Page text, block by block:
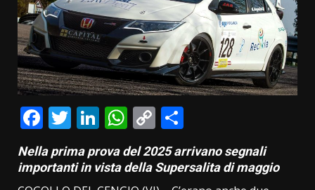
Facebook
Twitter
LinkedIn
WhatsApp
Copy
Link
Nella prima prova del 2025 arrivano segnali
importanti in vista della Supersalita di maggio